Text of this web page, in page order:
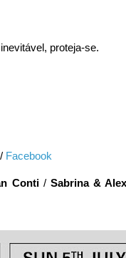
proteja-se.
/ Facebook
Conti/ Sabrina &